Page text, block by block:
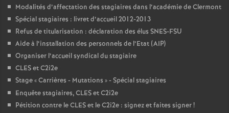
Modalités d’affectation des stagiaires dans l’académie de Clermont
Spécial stagiaires : livret d’accueil 2012-2013
Refus de titularisation : déclaration des élus SNES-FSU
Aide à l’installation des personnels de l’Etat (AIP)
Organiser l’accueil syndical du stagiaire
CLES et C2i2e
Stage «Carrières - Mutations » - Spécial stagiaires
Enquête stagiaires, CLES et C2i2e
Pétition contre le CLES et le C2i2e : signez et faites signer!